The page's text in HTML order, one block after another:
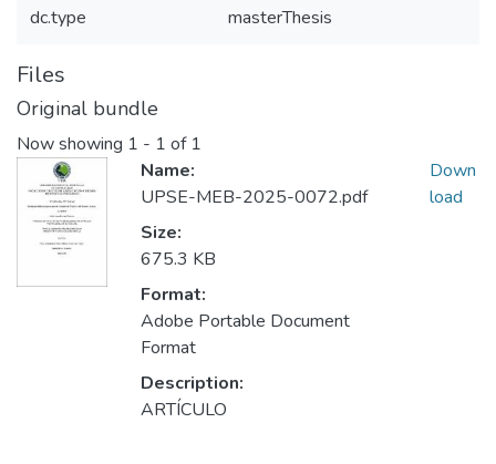
dc.type masterThesis
Files
Original bundle
Now showing 1 - 1 of 1
Name:
UPSE-MEB-2025-0072.pdf
Size:
675.3 KB
Format:
Adobe Portable Document
Format
Description:
ARTÍCULO
Down
load